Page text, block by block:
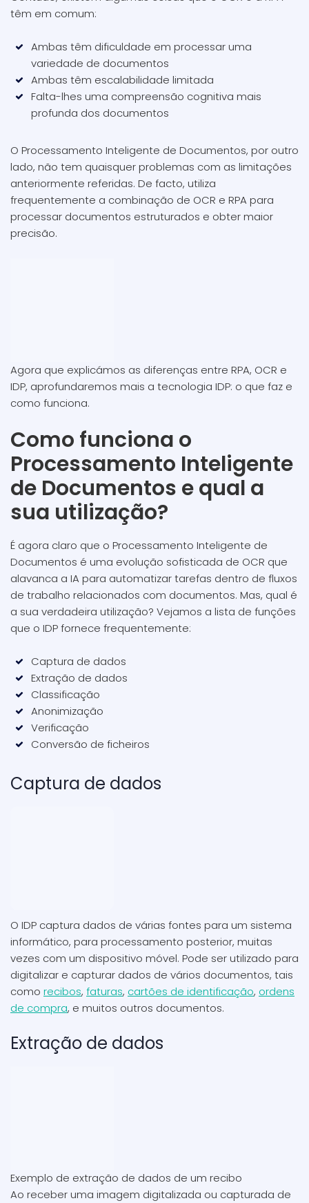
têm em comum:
Ambas têm dificuldade em processar uma
variedade de documentos
Ambas têm escalabilidade limitada
Falta-lhes uma compreensão cognitiva mais
profunda dos documentos
O Processamento Inteligente de Documentos, por outro
lado, não tem quaisquer problemas com as limitações
anteriormente referidas. De facto, utiliza
frequentemente a combinação de OCR e RPA para
processar documentos estruturados e obter maior
precisão.
Agora que explicámos as diferenças entre RPA, OCR e
IDP, aprofundaremos mais a tecnologia IDP: o que faz e
como funciona.
Como funciona o
Processamento Inteligente
de Documentos e qual a
sua utilização?
É agora claro que o Processamento Inteligente de
Documentos é uma evolução sofisticada de OCR que
alavanca a IA para automatizar tarefas dentro de fluxos
de trabalho relacionados com documentos. Mas, qual é
a sua verdadeira utilização? Vejamos a lista de funções
que o IDP fornece frequentemente:
Captura de dados
Extração de dados
Classificação
Anonimização
Verificação
Conversão de ficheiros
Captura de dados
O IDP captura dados de várias fontes para um sistema
informático, para processamento posterior, muitas
vezes com um dispositivo móvel. Pode ser utilizado para
digitalizar e capturar dados de vários documentos, tais
como recibos, faturas, cartões de identificação, ordens
de compra, e muitos outros documentos.
Extração de dados
Exemplo de extração de dados de um recibo
Ao receber uma imagem digitalizada ou capturada de